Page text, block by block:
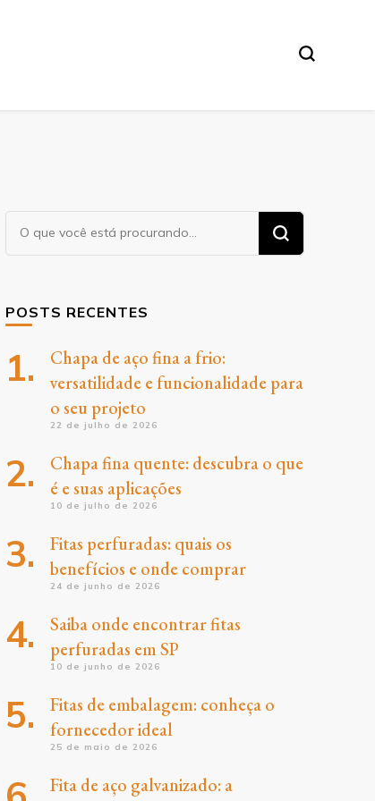
Procurando
algo?
POSTS RECENTES
Chapa de aço fina a frio:
versatilidade e funcionalidade para
o seu projeto
22 de julho de 2026
Chapa fina quente: descubra o que
é e suas aplicações
10 de julho de 2026
Fitas perfuradas: quais os
benefícios e onde comprar
24 de junho de 2026
Saiba onde encontrar fitas
perfuradas em SP
10 de junho de 2026
Fitas de embalagem: conheça o
fornecedor ideal
25 de maio de 2026
Fita de aço galvanizado: a